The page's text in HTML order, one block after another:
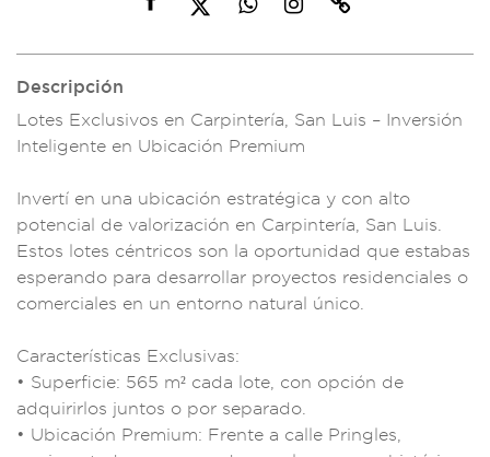
Descripción
Lotes Exclusivos en Carpintería, San Luis – Inversión
Intel igente en Ubicación Premium
Invertí en una ubicación estratégica y con alto
potencial de valorización en Carpintería, San Luis.
Estos lotes céntricos son la oportunidad que estabas
esperando para desarrollar proyectos residenciales o
comerciales en un entorno natural único.
Características Exclusivas:
• Superficie: 565 m² cada lote, con opción de
adquirirlos juntos o por separado.
• Ubicación Premium: Frente a calle Pringles